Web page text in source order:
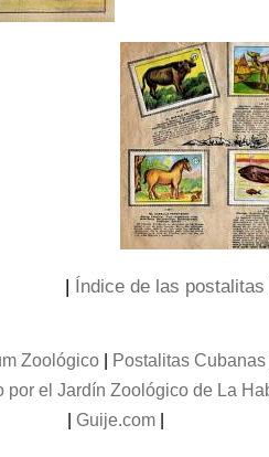
| Índice de las postalitas
Zoológico| Postalitas Cubanas|
por el Jardín Zoológico de La
Guije.com